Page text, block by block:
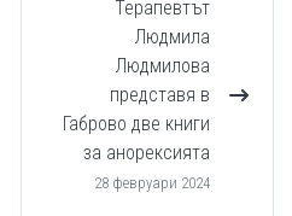
Терапевтът
Людмила
Людмилова
представя в
Габрово две книги
за анорексията
28 февруари 2024